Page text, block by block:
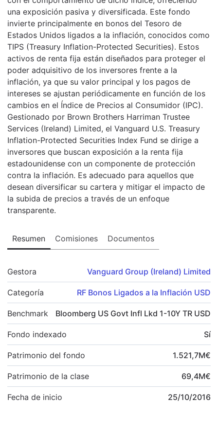
una exposición pasiva y diversificada. Este fondo
invierte principalmente en bonos del Tesoro de
Estados Unidos ligados a la inflación, conocidos como
TIPS (Treasury Inflation-Protected Securities). Estos
activos de renta fija están diseñados para proteger el
poder adquisitivo de los inversores frente a la
inflación, ya que su valor principal y los pagos de
intereses se ajustan periódicamente en función de los
cambios en el Índice de Precios al Consumidor (IPC).
Gestionado por Brown Brothers Harriman Trustee
Services (Ireland) Limited, el Vanguard U.S. Treasury
Inflation-Protected Securities Index Fund se dirige a
inversores que buscan exposición a la renta fija
estadounidense con un componente de protección
contra la inflación. Es adecuado para aquellos que
desean diversificar su cartera y mitigar el impacto de
la subida de precios a través de un enfoque
transparente.
Resumen Comisiones Documentos
Gestora Vanguard Group (Ireland) Limited
Categoría RF Bonos Ligados a la Inflación USD
Benchmark Bloomberg US Govt Infl Lkd 1-10Y TR USD
Fondo indexado Sí
Patrimonio del fondo 1.521,7M€
Patrimonio de la clase 69,4M€
Fecha de inicio 25/10/2016